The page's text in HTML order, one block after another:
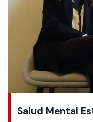
Salud Mental